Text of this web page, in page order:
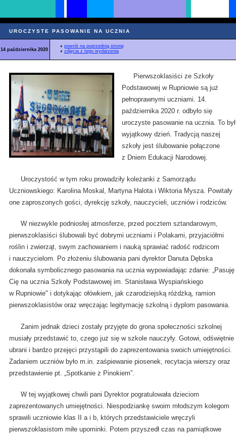
UROCZYSTE PASOWANIE NA UCZNIA
14 października 2020
♦ powrót na poprzednią stronę
♦ zdjęcia z tego wydarzenia
Pierwszoklasiści ze Szkoły
Podstawowej w Rupniowie są już
pełnoprawnymi uczniami. 14.
października 2020 r. odbyło się
uroczyste pasowanie na ucznia. To był
wyjątkowy dzień. Tradycją naszej
szkoły jest ślubowanie połączone
z Dniem Edukacji Narodowej.
Uroczystość w tym roku prowadziły koleżanki z Samorządu
Uczniowskiego: Karolina Moskal, Martyna Halota i Wiktoria Mysza. Powitały
one zaproszonych gości, dyrekcję szkoły, nauczycieli, uczniów i rodziców.
W niezwykle podniosłej atmosferze, przed pocztem sztandarowym,
pierwszoklasiści ślubowali być dobrymi uczniami i Polakami, przyjaciółmi
roślin i zwierząt, swym zachowaniem i nauką sprawiać radość rodzicom
i nauczycielom. Po złożeniu ślubowania pani dyrektor Danuta Dębska
dokonała symbolicznego pasowania na ucznia wypowiadając zdanie: „Pasuję
Cię na ucznia Szkoły Podstawowej im. Stanisława Wyspiańskiego
w Rupniowie" i dotykając ołówkiem, jak czarodziejską różdżką, ramion
pierwszoklasistów oraz wręczając legitymację szkolną i dyplom pasowania.
Zanim jednak dzieci zostały przyjęte do grona społeczności szkolnej
musiały przedstawić to, czego już się w szkole nauczyły. Gotowi, odświętnie
ubrani i bardzo przejęci przystąpili do zaprezentowania swoich umiejętności.
Zadaniem uczniów było m.in. zaśpiewanie piosenek, recytacja wierszy oraz
przedstawienie pt. „Spotkanie z Pinokiem”.
W tej wyjątkowej chwili pani Dyrektor pogratulowała dzieciom
zaprezentowanych umiejętności. Niespodziankę swoim młodszym kolegom
sprawili uczniowie klas II a i b, których przedstawiciele wręczyli
pierwszoklasistom miłe upominki. Potem przyszedł czas na pamiątkowe